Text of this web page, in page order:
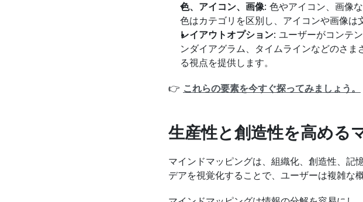
色、アイコン、画像: 色やアイコン、画像
色はカテゴリを区別し、アイコンや画像は
レイアウトオプション: ユーザーがコンテ
ンダイアグラム、タイムラインなどのさ
る視点を提供します。
👉 これらの要素を今すぐ探ってみましょう。
生産性と創造性を高める
マインドマッピングは、組織化、創造性、記
デアを視覚化することで、ユーザーは複雑な